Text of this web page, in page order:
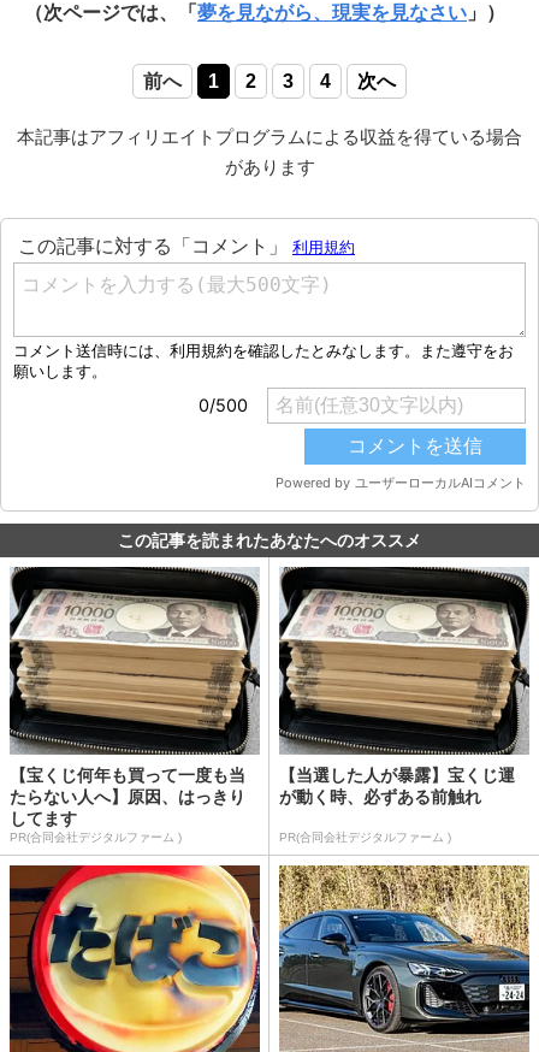
（次ページでは、「 夢を見ながら、現実を見なさい 」）
前へ 1 2 3 4 次へ
本記事はアフィリエイトプログラムによる収益を得ている場合
があります
この記事を読まれたあなたへのオススメ
【宝くじ何年も買って一度も当
たらない人へ】原因、はっきり
してます
PR(合同会社デジタルファーム )
【当選した人が暴露】宝くじ運
が動く時、必ずある前触れ
PR(合同会社デジタルファーム )